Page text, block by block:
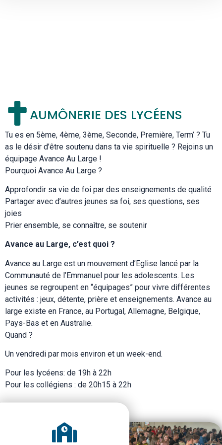
AUMÔNERIE DES LYCÉENS
Tu es en 5ème, 4ème, 3ème, Seconde, Première, Term’ ? Tu
as le désir d’être soutenu dans ta vie spirituelle ? Rejoins un
équipage Avance Au Large !
Pourquoi Avance Au Large ?
Approfondir sa vie de foi par des enseignements de qualité
Partager avec d’autres jeunes sa foi, ses questions, ses
joies
Prier ensemble, se connaître, se soutenir
Avance au Large, c’est quoi ?
Avance au Large est un mouvement d’Eglise lancé par la
Communauté de l’Emmanuel pour les adolescents. Les
jeunes se regroupent en “équipages” pour vivre différentes
activités : jeux, détente, prière et enseignements. Avance au
large existe en France, au Portugal, Allemagne, Belgique,
Pays-Bas et en Australie.
Quand ?
Un vendredi par mois environ et un week-end.
Pour les lycéens: de 19h à 22h
Pour les collégiens : de 20h15 à 22h